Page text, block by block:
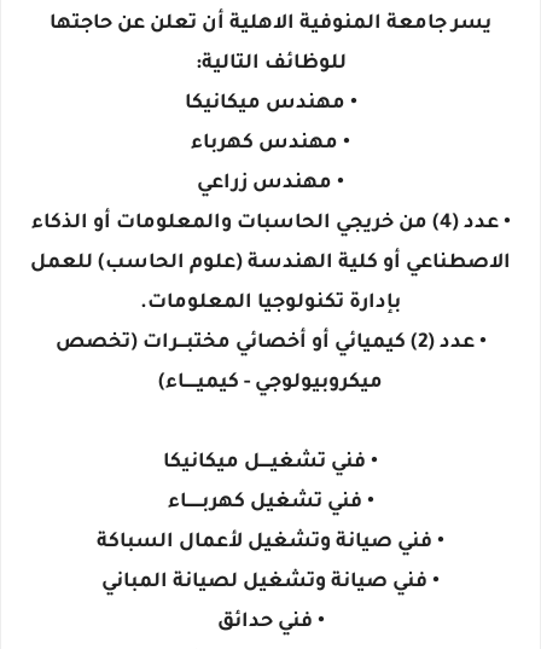
يسر جامعة المنوفية الاهلية أن تعلن عن حاجتها
للوظائف التالية:
• مهندس ميكانيكا
• مهندس كهرباء
• مهندس زراعي
• عدد (4) من خريجي الحاسبات والمعلومات أو الذكاء
الاصطناعي أو كلية الهندسة (علوم الحاسب) للعمل
بإدارة تكنولوجيا المعلومات.
• عدد (2) كيميائي أو أخصائي مختبـــرات (تخصص
ميكروبيولوجي - كيميـــــاء)
• فني تشغيــــل ميكانيكا
• فني تشغيل كهربــــــاء
• فني صيانة وتشغيل لأعمال السباكة
• فني صيانة وتشغيل لصيانة المباني
• فني حدائق